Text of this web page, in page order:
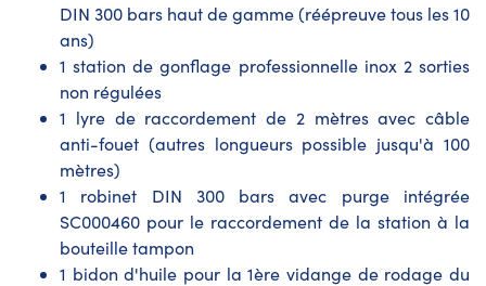
DIN 300 bars haut de gamme (réépreuve tous les 10
ans)
1 station de gonflage professionnelle inox 2 sorties
non régulées
1 lyre de raccordement de 2 mètres avec câble
anti-fouet (autres longueurs possible jusqu'à 100
mètres)
1 robinet DIN 300 bars avec purge intégrée
SC000460 pour le raccordement de la station à la
bouteille tampon
1 bidon d'huile pour la 1ère vidange de rodage du